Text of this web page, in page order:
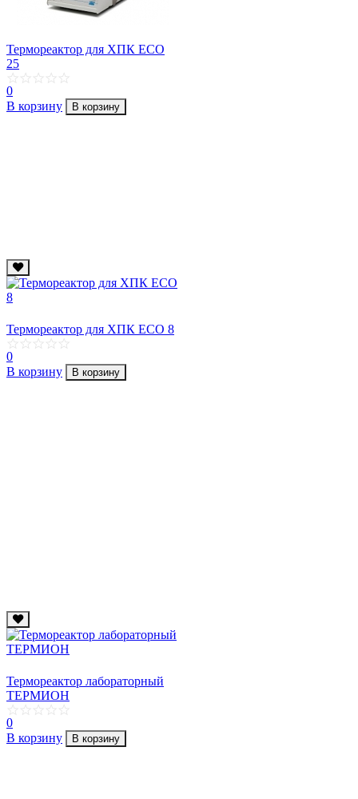
Термореактор для ХПК ECO
25
0
В корзину
В корзину
Термореактор для ХПК ECO 8
0
В корзину
В корзину
Термореактор лабораторный
ТЕРМИОН
0
В корзину
В корзину